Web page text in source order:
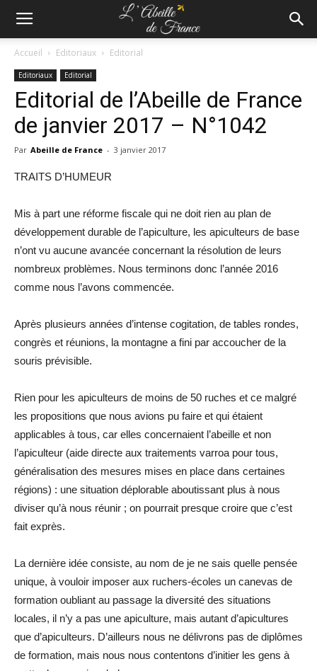
Accueil Editoriaux Editorial
Editoriaux Editorial
Editorial de l’Abeille de France
de janvier 2017 – N°1042
Par Abeille de France - 3 janvier 2017
TRAITS D’HUMEUR
Mis à part une réforme fiscale qui ne doit rien au plan de
développement durable de l’apiculture, les apiculteurs de base
n’ont vu aucune avancée concernant la résolution de leurs
nombreux problèmes. Nous terminons donc l’année 2016
comme nous l’avons commencée.
Après plusieurs années d’intense cogitation, de tables rondes,
congrès et réunions, la montagne a fini par accoucher de la
souris prévisible.
Rien pour les apiculteurs de moins de 50 ruches et ce malgré
les propositions que nous avions pu faire et qui étaient
applicables à tous, car elles concernaient l’abeille et non
l’apiculteur (aide directe aux traitements varroa pour tous,
généralisation des mesures mises en place dans certaines
régions) : une situation déplorable aboutissant plus à nous
diviser qu’à nous réunir ; on pourrait presque croire que c’est
fait exprès.
La dernière idée consiste, au nom de je ne sais quelle pensée
unique, à vouloir imposer aux ruchers-écoles un canevas de
formation oubliant au passage la diversité des situations
locales, il n’y a pas une apiculture, mais autant d’apicultures
que d’apiculteurs. D’ailleurs nous ne délivrons pas de diplômes
de formation, mais nous nous contentons d’initier les gens à